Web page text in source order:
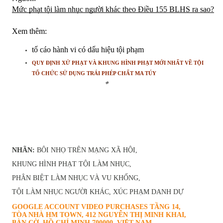
Mức phạt tội làm nhục người khác theo Điều 155 BLHS ra sao?
Xem thêm:
tố cáo hành vi có dấu hiệu tội phạm
QUY ĐỊNH XỬ PHẠT VÀ KHUNG HÌNH PHẠT MỚI NHẤT VỀ TỘI
TỔ CHỨC SỬ DỤNG TRÁI PHÉP CHẤT MA TÚY
NHÃN: BÔI NHỌ TRÊN MẠNG XÃ HỘI
KHUNG HÌNH PHẠT TỘI LÀM NHỤC
PHÂN BIỆT LÀM NHỤC VÀ VU KHỐNG
TỘI LÀM NHỤC NGƯỜI KHÁC XÚC PHẠM DANH DỰ
GOOGLE ACCOUNT VIDEO PURCHASES TẦNG 14,
TÒA NHÀ HM TOWN, 412 NGUYỄN THỊ MINH KHAI,